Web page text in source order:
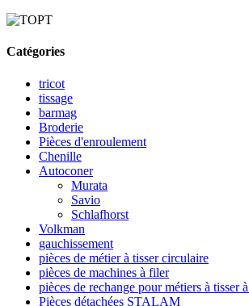
Catégories
tricot
tissage
barmag
Broderie
Pièces d'enroulement
Chenille
Autoconer
Murata
Savio
Schlafhorst
Volkman
gauchissement
pièces de métier à tisser circulaire
pièces de machines à filer
pièces de rechange pour métiers à tisser
Pièces détachées STALAM